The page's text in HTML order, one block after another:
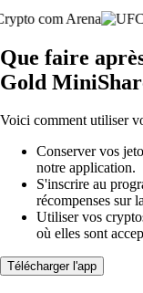
Que faire
Gold
Voici comment utiliser
Conserver vos
notre application.
S'inscrire au
récompenses sur
Utiliser vos
où elles sont
Télécharger l'app